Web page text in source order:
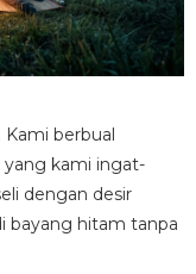
Kami berbual
kami ingat-
dengan desir
bayang hitam tanpa